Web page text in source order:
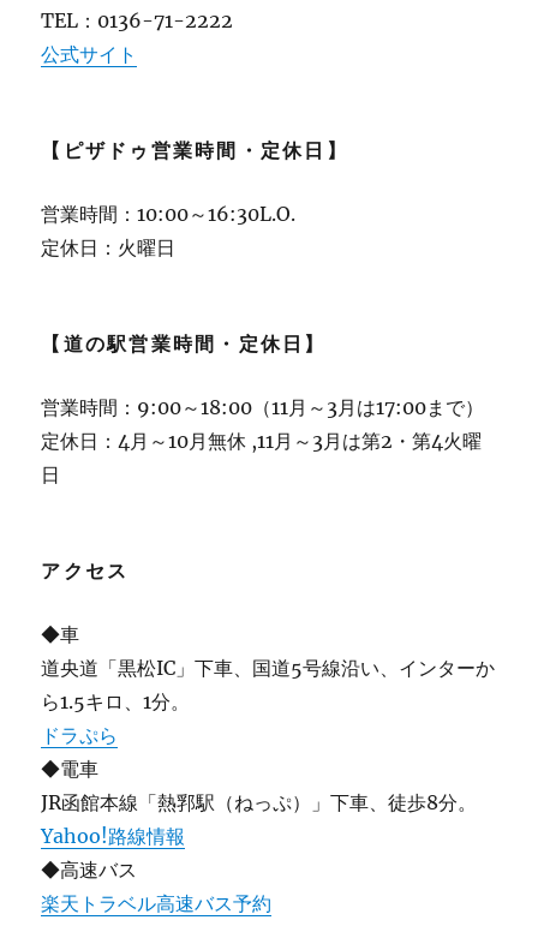
TEL：0136-71-2222
公式サイト
【ピザドゥ営業時間・定休日】
営業時間：10:00～16:30L.O.
定休日：火曜日
【道の駅営業時間・定休日】
営業時間：9:00～18:00（11月～3月は17:00まで）
定休日：4月～10月無休 ,11月～3月は第2・第4火曜
日
アクセス
◆車
道央道「黒松IC」下車、国道5号線沿い、インターか
ら1.5キロ、1分。
ドラぷら
◆電車
JR函館本線「熱郛駅（ねっぷ）」下車、徒歩8分。
Yahoo!路線情報
◆高速バス
楽天トラベル高速バス予約